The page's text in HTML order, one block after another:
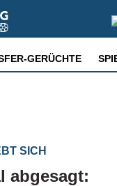
GERÜCHTE
SICH
abgesagt: